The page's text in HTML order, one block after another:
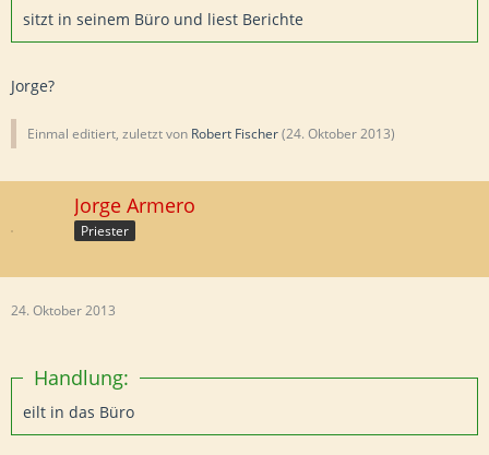
sitzt in seinem Büro und liest Berichte
Jorge?
Einmal editiert, zuletzt von Robert Fischer(24. Oktober 2013)
Jorge Armero
Priester
24. Oktober 2013
Handlung:
eilt in das Büro